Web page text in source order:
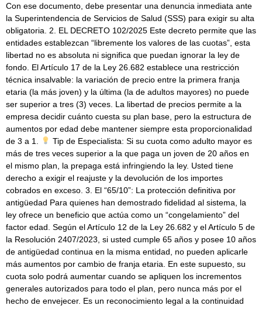
Con ese documento, debe presentar una denuncia inmediata ante
la Superintendencia de Servicios de Salud (SSS) para exigir su alta
obligatoria. 2. EL DECRETO 102/2025 Este decreto permite que las
entidades establezcan “libremente los valores de las cuotas”, esta
libertad no es absoluta ni significa que puedan ignorar la ley de
fondo. El Artículo 17 de la Ley 26.682 establece una restricción
técnica insalvable: la variación de precio entre la primera franja
etaria (la más joven) y la última (la de adultos mayores) no puede
ser superior a tres (3) veces. La libertad de precios permite a la
empresa decidir cuánto cuesta su plan base, pero la estructura de
aumentos por edad debe mantener siempre esta proporcionalidad
de 3 a 1.
Tip de Especialista: Si su cuota como adulto mayor es
más de tres veces superior a la que paga un joven de 20 años en
el mismo plan, la prepaga está infringiendo la ley. Usted tiene
derecho a exigir el reajuste y la devolución de los importes
cobrados en exceso. 3. El “65/10”: La protección definitiva por
antigüedad Para quienes han demostrado fidelidad al sistema, la
ley ofrece un beneficio que actúa como un “congelamiento” del
factor edad. Según el Artículo 12 de la Ley 26.682 y el Artículo 5 de
la Resolución 2407/2023, si usted cumple 65 años y posee 10 años
de antigüedad continua en la misma entidad, no pueden aplicarle
más aumentos por cambio de franja etaria. En este supuesto, su
cuota solo podrá aumentar cuando se apliquen los incrementos
generales autorizados para todo el plan, pero nunca más por el
hecho de envejecer. Es un reconocimiento legal a la continuidad